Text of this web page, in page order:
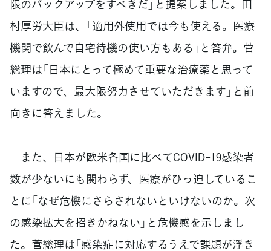
限のバックアップをすべきだ」と提案しました。田
村厚労大臣は、「適用外使用では今も使える。医療
機関で飲んで自宅待機の使い方もある」と答弁。菅
総理は「日本にとって極めて重要な治療薬と思って
いますので、最大限努力させていただきます」と前
向きに答えました。
また、日本が欧米各国に比べてCOVID-19感染者
数が少ないにも関わらず、医療がひっ迫しているこ
とに「なぜ危機にさらされないといけないのか。次
の感染拡大を招きかねない」と危機感を示しまし
た。菅総理は「感染症に対応するうえで課題が浮き